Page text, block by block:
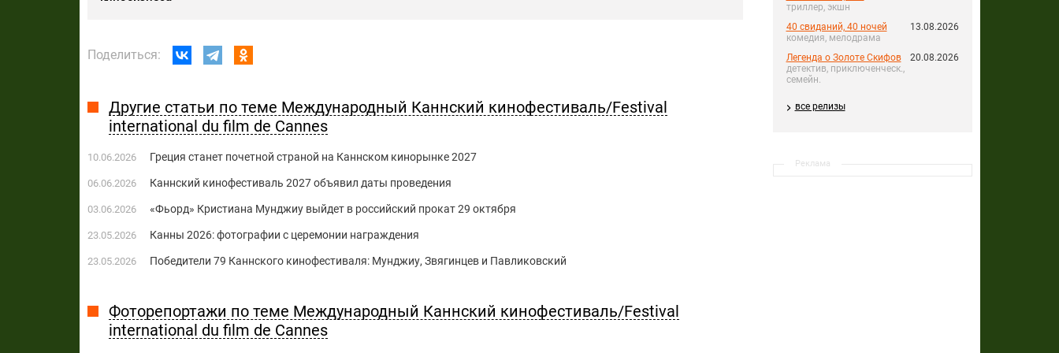
триллер, экшн
40 свиданий, 40 ночей
комедия, мелодрама
13.08.2026
Легенда о Золоте Скифов
детектив, приключенческ.,
семейн.
20.08.2026
все релизы
Реклама
Поделиться:
Другие статьи по теме Международный Каннский кинофестиваль/Festival
international du film de Cannes
10.06.2026 Греция станет ​​почетной страной на Каннском кинорынке 2027
06.06.2026 Каннский кинофестиваль 2027 объявил даты проведения
03.06.2026 «Фьорд» Кристиана Мунджиу выйдет в российский прокат 29 октября
23.05.2026 Канны 2026: фотографии с церемонии награждения
23.05.2026 Победители 79 Каннского кинофестиваля: Мунджиу, Звягинцев и Павликовский
Фоторепортажи по теме Международный Каннский кинофестиваль/Festival
international du film de Cannes